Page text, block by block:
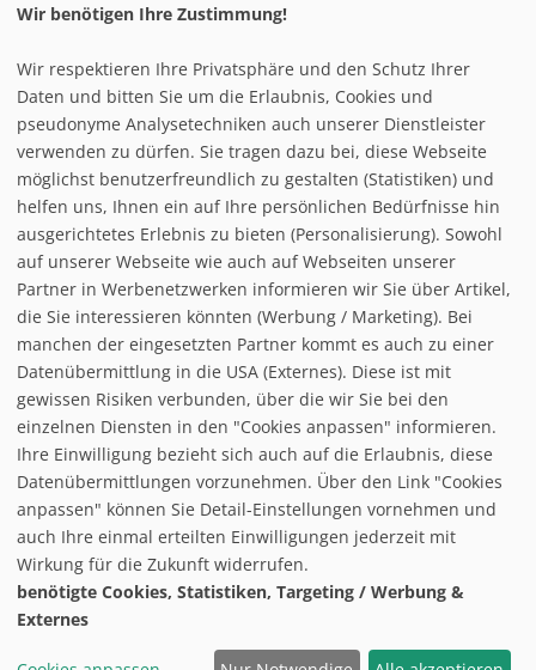
Heufuder
0 cm
0 cm
Letzter Schneefall:
25.02.2026
Status:
geschlossen
Bad Flinsberg
k.A.
Status:
k.A.
follow us on facebook
Home
Datenschutzerklärung
Impressum
Cookie Management
Wir benötigen Ihre Zustimmung!
Wir respektieren Ihre Privatsphäre und den Schutz Ihrer
Daten und bitten Sie um die Erlaubnis, Cookies und
pseudonyme Analysetechniken auch unserer Dienstleister
verwenden zu dürfen. Sie tragen dazu bei, diese Webseite
möglichst benutzerfreundlich zu gestalten (Statistiken) und
helfen uns, Ihnen ein auf Ihre persönlichen Bedürfnisse hin
ausgerichtetes Erlebnis zu bieten (Personalisierung). Sowohl
auf unserer Webseite wie auch auf Webseiten unserer
Partner in Werbenetzwerken informieren wir Sie über Artikel,
die Sie interessieren könnten (Werbung / Marketing). Bei
manchen der eingesetzten Partner kommt es auch zu einer
Datenübermittlung in die USA (Externes). Diese ist mit
gewissen Risiken verbunden, über die wir Sie bei den
einzelnen Diensten in den "Cookies anpassen" informieren.
Ihre Einwilligung bezieht sich auch auf die Erlaubnis, diese
Datenübermittlungen vorzunehmen. Über den Link "Cookies
anpassen" können Sie Detail-Einstellungen vornehmen und
auch Ihre einmal erteilten Einwilligungen jederzeit mit
Wirkung für die Zukunft widerrufen.
benötigte Cookies, Statistiken, Targeting / Werbung &
Externes